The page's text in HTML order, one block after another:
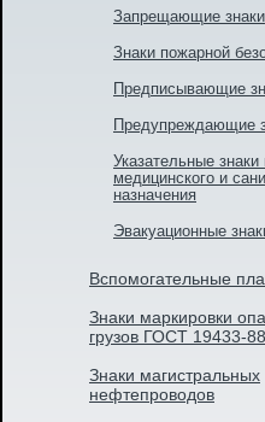
Запрещающие знаки
Знаки пожарной
Предписывающие
Предупреждающие
Указательные знаки
медицинского и
назначения
Эвакуационные
Вспомогательные
Знаки маркировки
грузов ГОСТ 19433-88
Знаки магистральных
нефтепроводов